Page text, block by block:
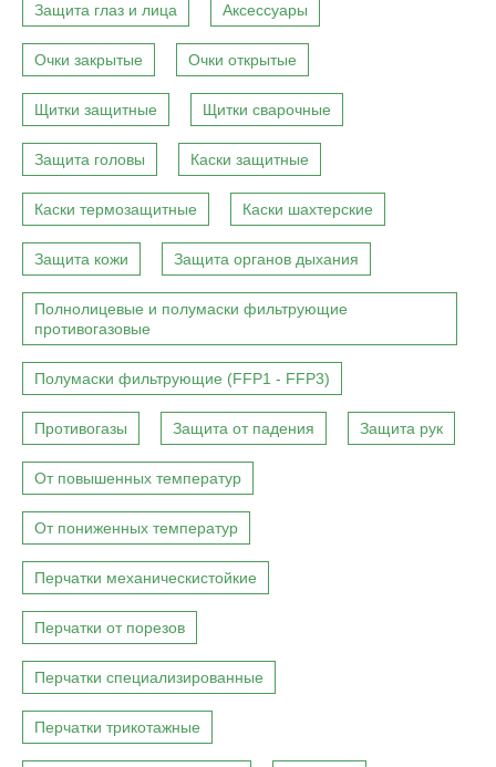
Защита глаз и лица Аксессуары
Очки закрытые Очки открытые
Щитки защитные Щитки сварочные
Защита головы Каски защитные
Каски термозащитные Каски шахтерские
Защита кожи Защита органов дыхания
Полнолицевые и полумаски фильтрующие
противогазовые
Полумаски фильтрующие (FFP1 - FFP3)
Противогазы Защита от падения Защита рук
От повышенных температур
От пониженных температур
Перчатки механическистойкие
Перчатки от порезов
Перчатки специализированные
Перчатки трикотажные